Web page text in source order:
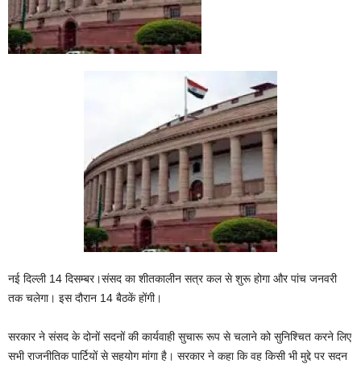
नई दिल्ली 14 दिसम्बर।संसद का शीतकालीन सत्र कल से शुरू होगा और पांच जनवरी
तक चलेगा। इस दौरान 14 बैठकें होंगी।
सरकार ने संसद के दोनों सदनों की कार्यवाही सुचारू रूप से चलाने को सुनिश्चित करने लिए
सभी राजनीतिक पार्टियों से सहयोग मांगा है। सरकार ने कहा कि वह किसी भी मुद्दे पर सदन